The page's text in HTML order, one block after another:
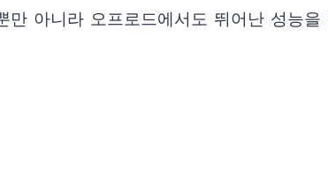
아니라 오프로드에서도 뛰어난 성능을